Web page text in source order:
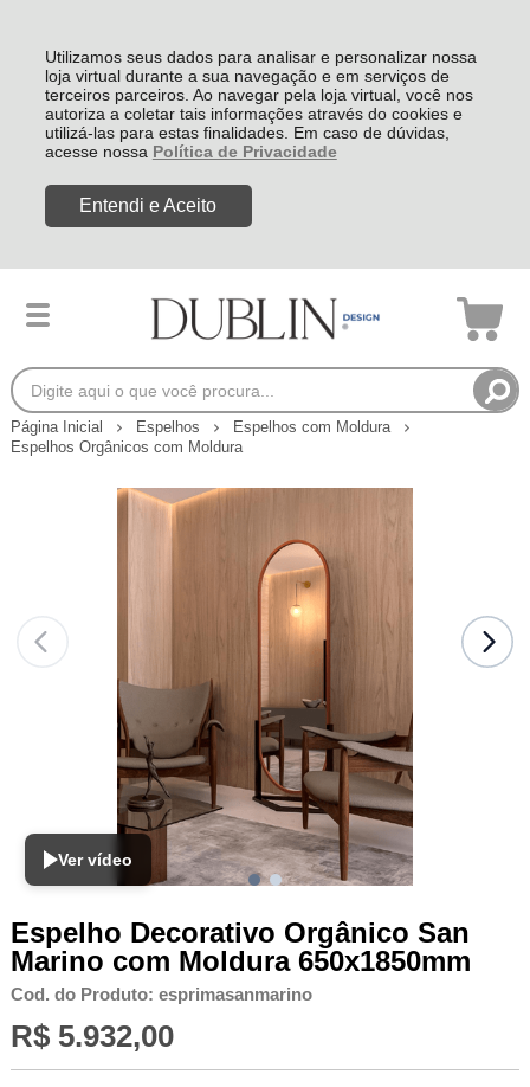
Utilizamos seus dados para analisar e personalizar nossa
loja virtual durante a sua navegação e em serviços de
terceiros parceiros. Ao navegar pela loja virtual, você nos
autoriza a coletar tais informações através do cookies e
utilizá-las para estas finalidades. Em caso de dúvidas,
acesse nossa Política de Privacidade
Entendi e Aceito
Página Inicial Espelhos
Espelhos com Moldura
Espelhos Orgânicos com Moldura
Ver vídeo
Espelho Decorativo Orgânico San
Marino com Moldura 650x1850mm
Cod. do Produto: esprimasanmarino
R$ 5.932,00